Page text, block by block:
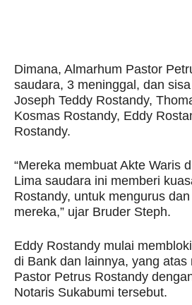
Dimana, Almarhum Pastor
saudara, 3 meninggal, dan
Joseph Teddy Rostandy,
Kosmas Rostandy, Eddy
Rostandy.
“Mereka membuat Akte Waris
Lima saudara ini memberi
Rostandy, untuk mengurus
mereka,” ujar Bruder Steph.
Eddy Rostandy mulai
di Bank dan lainnya, yang atas
Pastor Petrus Rostandy
Notaris Sukabumi tersebut.